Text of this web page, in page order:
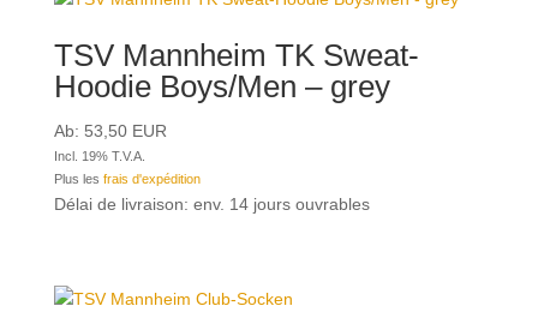
TSV Mannheim TK Sweat-
Hoodie Boys/Men – grey
Ab: 53,50EUR
Incl. 19% T.V.A.
Plus les frais d'expédition
Délai de livraison: env. 14 jours ouvrables